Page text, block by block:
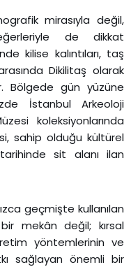
mirasıyla değil,
de dikkat
kilise kalıntıları, taş
Dikilitaş olarak
Bölgede gün yüzüne
İstanbul Arkeoloji
koleksiyonlarında
sahip olduğu kültürel
sit alanı ilan
geçmişte kullanılan
mekân değil; kırsal
yöntemlerinin ve
sağlayan önemli bir